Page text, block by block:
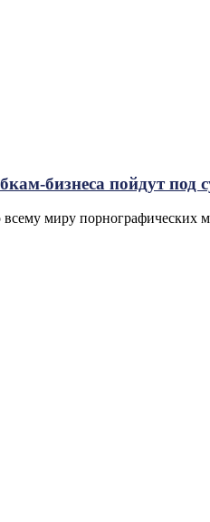
бизнеса пойдут под
всему миру порнографических